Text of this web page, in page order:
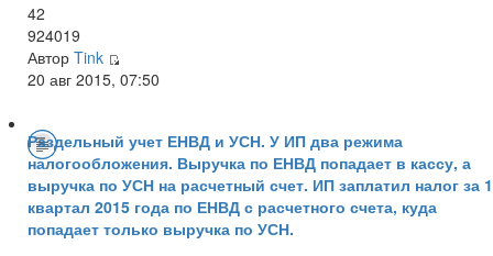
42
924019
Автор Tink
20 авг 2015, 07:50
Раздельный учет ЕНВД и УСН. У ИП два режима
налогообложения. Выручка по ЕНВД попадает в кассу, а
выручка по УСН на расчетный счет. ИП заплатил налог за 1
квартал 2015 года по ЕНВД с расчетного счета, куда
попадает только выручка по УСН.